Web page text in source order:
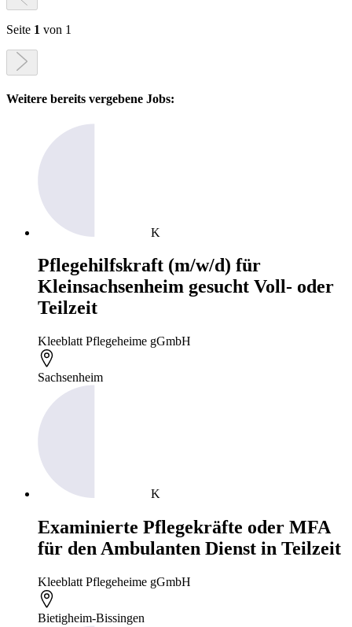
Seite 1 von 1
Weitere bereits vergebene Jobs:
K
Pflegehilfskraft (m/w/d) für
Kleinsachsenheim gesucht Voll- oder
Teilzeit
Kleeblatt Pflegeheime gGmbH
Sachsenheim
K
Examinierte Pflegekräfte oder MFA
für den Ambulanten Dienst in Teilzeit
Kleeblatt Pflegeheime gGmbH
Bietigheim-Bissingen